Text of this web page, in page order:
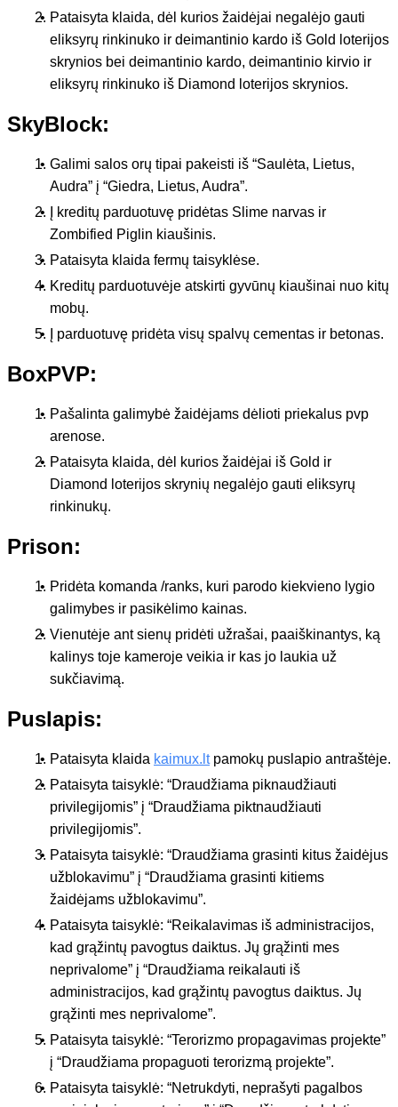
Pataisyta klaida, dėl kurios žaidėjai negalėjo gauti
eliksyrų rinkinuko ir deimantinio kardo iš Gold loterijos
skrynios bei deimantinio kardo, deimantinio kirvio ir
eliksyrų rinkinuko iš Diamond loterijos skrynios.
SkyBlock:
Galimi salos orų tipai pakeisti iš “Saulėta, Lietus,
Audra” į “Giedra, Lietus, Audra”.
Į kreditų parduotuvę pridėtas Slime narvas ir
Zombified Piglin kiaušinis.
Pataisyta klaida fermų taisyklėse.
Kreditų parduotuvėje atskirti gyvūnų kiaušinai nuo kitų
mobų.
Į parduotuvę pridėta visų spalvų cementas ir betonas.
BoxPVP:
Pašalinta galimybė žaidėjams dėlioti priekalus pvp
arenose.
Pataisyta klaida, dėl kurios žaidėjai iš Gold ir
Diamond loterijos skrynių negalėjo gauti eliksyrų
rinkinukų.
Prison:
Pridėta komanda /ranks, kuri parodo kiekvieno lygio
galimybes ir pasikėlimo kainas.
Vienutėje ant sienų pridėti užrašai, paaiškinantys, ką
kalinys toje kameroje veikia ir kas jo laukia už
sukčiavimą.
Puslapis:
Pataisyta klaida kaimux.ltpamokų puslapio antraštėje.
Pataisyta taisyklė: “Draudžiama piknaudžiauti
privilegijomis” į “Draudžiama piktnaudžiauti
privilegijomis”.
Pataisyta taisyklė: “Draudžiama grasinti kitus žaidėjus
užblokavimu” į “Draudžiama grasinti kitiems
žaidėjams užblokavimu”.
Pataisyta taisyklė: “Reikalavimas iš administracijos,
kad grąžintų pavogtus daiktus. Jų grąžinti mes
neprivalome” į “Draudžiama reikalauti iš
administracijos, kad grąžintų pavogtus daiktus. Jų
grąžinti mes neprivalome”.
Pataisyta taisyklė: “Terorizmo propagavimas projekte”
į “Draudžiama propaguoti terorizmą projekte”.
Pataisyta taisyklė: “Netrukdyti, neprašyti pagalbos